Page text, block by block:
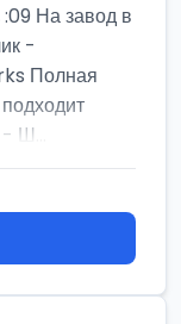
На завод в
-
Полная
Ш...